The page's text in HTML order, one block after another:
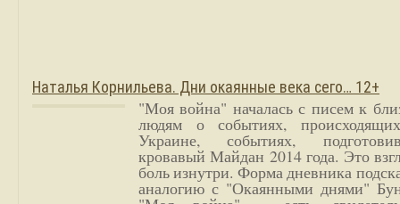
Наталья Корнильева. Дни окаянные века сего… 12+
"Моя война" началась с писем к
людям о событиях,
Украине, событиях,
кровавый Майдан 2014 года. Это
боль изнутри. Форма дневника
аналогию с "Окаянными днями"